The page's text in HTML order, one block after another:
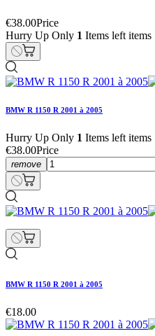
€38.00Price
Hurry Up Only 1 Items left items
BMW R 1150 R 2001 à 2005
Hurry Up Only 1 Items left items
€38.00Price
remove
BMW R 1150 R 2001 à 2005
€18.00